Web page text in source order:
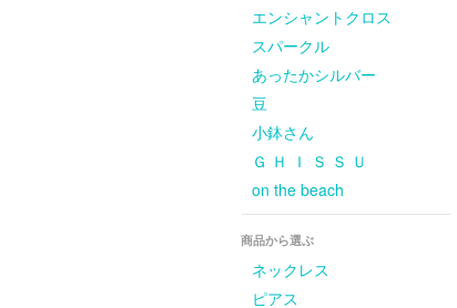
エンシャントクロス
スパークル
あったかシルバー
豆
小鉢さん
Ｇ Ｈ Ｉ Ｓ Ｓ Ｕ
on the beach
商品から選ぶ
ネックレス
ピアス